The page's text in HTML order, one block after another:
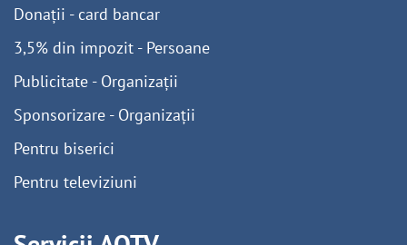
Donații - card bancar
3,5% din impozit - Persoane
Publicitate - Organizații
Sponsorizare - Organizații
Pentru biserici
Pentru televiziuni